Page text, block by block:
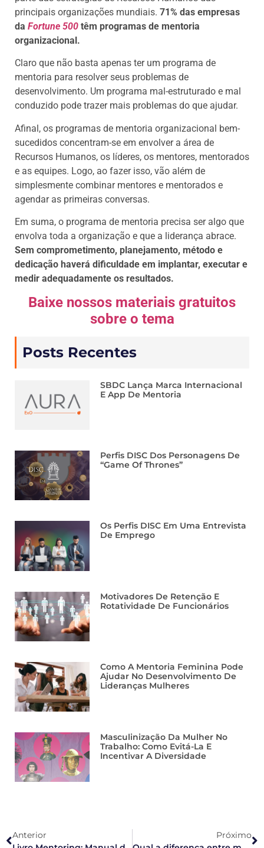
principais organizações mundiais. 71% das empresas
da Fortune 500 têm programas de mentoria
organizacional.
Claro que não basta apenas ter um programa de
mentoria para resolver seus problemas de
desenvolvimento. Um programa mal-estruturado e mal
conduzido pode trazer mais problemas do que ajudar.
Afinal, os programas de mentoria organizacional bem-
sucedidos concentram-se em envolver a área de
Recursos Humanos, os líderes, os mentores, mentorados
e as equipes. Logo, ao fazer isso, vão além de
simplesmente combinar mentores e mentorados e
agendar as primeiras conversas.
Em suma, o programa de mentoria precisa ser algo que
envolva toda a organização e que a liderança abrace.
Sem comprometimento, planejamento, método e
dedicação haverá dificuldade em implantar, executar e
medir adequadamente os resultados.
Baixe nossos materiais gratuitos
sobre o tema
Posts Recentes
SBDC Lança Marca Internacional
E App De Mentoria
Perfis DISC Dos Personagens De
“Game Of Thrones”
Os Perfis DISC Em Uma Entrevista
De Emprego
Motivadores De Retenção E
Rotatividade De Funcionários
Como A Mentoria Feminina Pode
Ajudar No Desenvolvimento De
Lideranças Mulheres
Masculinização Da Mulher No
Trabalho: Como Evitá-La E
Incentivar A Diversidade
Anterior
Próximo